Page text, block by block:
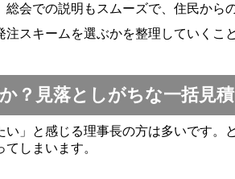
会での説明もスムーズで、住民から
スキームを選ぶかを整理していくこ
？見落としがちな一括見
」と感じる理事長の方は多いです
しまいます。